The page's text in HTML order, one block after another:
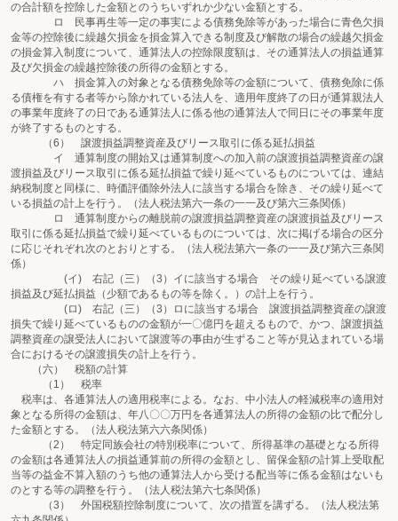
の合計額を控除した金額とのうちいずれか少ない金額とする。
ロ 民事再生等一定の事実による債務免除等があった場合に青色欠損
金等の控除後に繰越欠損金を損金算入できる制度及び解散の場合の繰越欠損金
の損金算入制度について、通算法人の控除限度額は、その通算法人の損益通算
及び欠損金の繰越控除後の所得の金額とする。
ハ 損金算入の対象となる債務免除等の金額について、債務免除に係
る債権を有する者等から除かれている法人を、適用年度終了の日が通算親法人
の事業年度終了の日である通算法人に係る他の通算法人で同日にその事業年度
が終了するものとする。
（6） 譲渡損益調整資産及びリース取引に係る延払損益
イ 通算制度の開始又は通算制度への加入前の譲渡損益調整資産の譲
渡損益及びリース取引に係る延払損益で繰り延べているものについては、連結
納税制度と同様に、時価評価除外法人に該当する場合を除き、その繰り延べて
いる損益の計上を行う。（法人税法第六一条の一一及び第六三条関係）
ロ 通算制度からの離脱前の譲渡損益調整資産の譲渡損益及びリース
取引に係る延払損益で繰り延べているものについては、次に掲げる場合の区分
に応じそれぞれ次のとおりとする。（法人税法第六一条の一一及び第六三条関
係）
(イ) 右記（三）（3）イに該当する場合 その繰り延べている譲渡
損益及び延払損益（少額であるもの等を除く。）の計上を行う。
(ロ) 右記（三）（3）ロに該当する場合 譲渡損益調整資産の譲渡
損失で繰り延べているものの金額が一〇億円を超えるもので、かつ、譲渡損益
調整資産の譲受法人において譲渡等の事由が生ずること等が見込まれている場
合におけるその譲渡損失の計上を行う。
（六） 税額の計算
（1） 税率
税率は、各通算法人の適用税率による。なお、中小法人の軽減税率の適用対
象となる所得の金額は、年八〇〇万円を各通算法人の所得の金額の比で配分し
た金額とする。（法人税法第六六条関係）
（2） 特定同族会社の特別税率について、所得基準の基礎となる所得
の金額は各通算法人の損益通算前の所得の金額とし、留保金額の計算上受取配
当等の益金不算入額のうち他の通算法人から受ける配当等に係る金額はないも
のとする等の調整を行う。（法人税法第六七条関係）
（3） 外国税額控除制度について、次の措置を講ずる。（法人税法第